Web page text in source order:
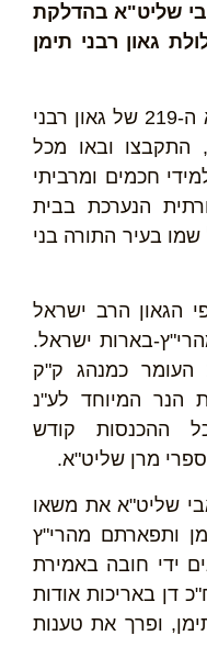
שליט"א בהדלקת
גאון רבני תימן
כמידי שנה, לרגל יומא דהילולא ה-219 של גאון רבני
התקבצו ובאו מכל
חכמים ומרביתי
הנערכת בבית
בעיר התורה בני
הגאון הרב ישראל
בארות ישראל.
העומר כמנהג ק"ק
הנר המיוחד לע"נ
ההכנסות קודש
מרן שליט"א.
שליט"א את משאו
ותפארתם מהרי"ץ
ידי חובה באמירת
דן באריכות אודות
ופרך את טענות